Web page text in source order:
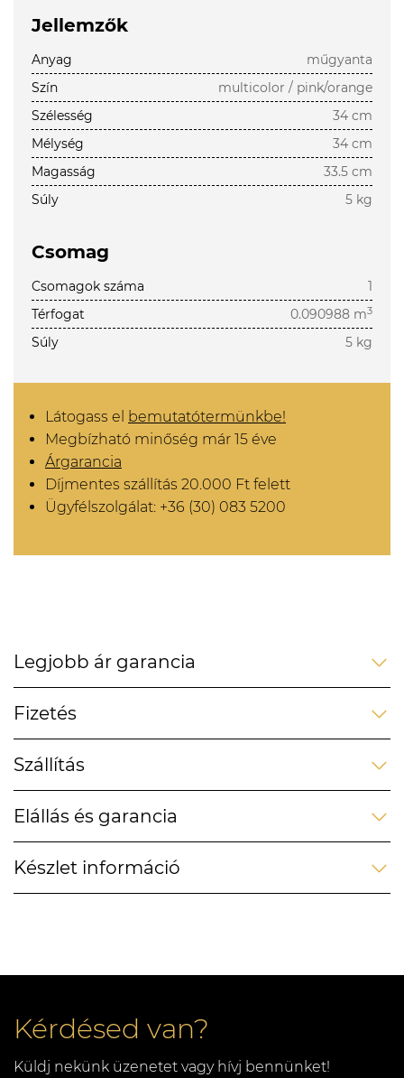
Jellemzők
Anyag
műgyanta
Szín
multicolor / pink/orange
Szélesség
34 cm
Mélység
34 cm
Magasság
33.5 cm
Súly
5 kg
Csomag
Csomagok száma
1
Térfogat
0.090988 m3
Súly 5 kg
Látogass el bemutatótermünkbe!
Megbízható minőség már 15 éve
Árgarancia
Díjmentes szállítás 20.000 Ft felett
Ügyfélszolgálat: +36 (30) 083 5200
Legjobb ár garancia
Fizetés
Szállítás
Elállás és garancia
Készlet információ
Kérdésed van?
Küldj nekünk üzenetet vagy hívj bennünket!